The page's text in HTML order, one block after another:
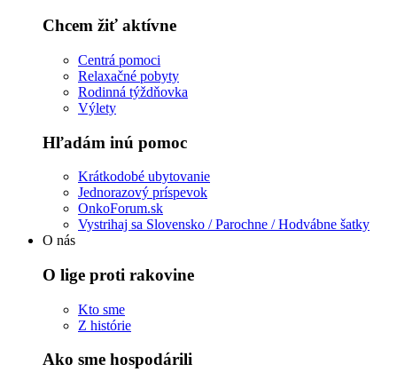
Chcem žiť aktívne
Centrá pomoci
Relaxačné pobyty
Rodinná týždňovka
Výlety
Hľadám inú pomoc
Krátkodobé ubytovanie
Jednorazový príspevok
OnkoForum.sk
Vystrihaj sa Slovensko / Parochne / Hodvábne šatky
O nás
O lige proti rakovine
Kto sme
Z histórie
Ako sme hospodárili